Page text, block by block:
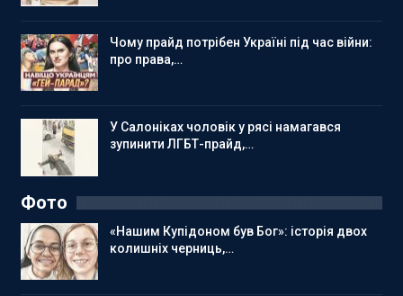
Чому прайд потрібен Україні під час війни:
про права,…
У Салоніках чоловік у рясі намагався
зупинити ЛГБТ-прайд,…
Фото
«Нашим Купідоном був Бог»: історія двох
колишніх черниць,…